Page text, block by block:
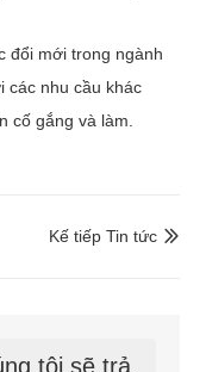
đổi mới trong ngành
các nhu cầu khác
cố gắng và làm.

Kế tiếp Tin tức
tôi sẽ trả